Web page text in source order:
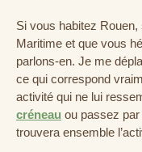
Si vous habitez
Maritime et que vous
parlons-en. Je me
ce qui correspond
activité qui ne lui
créneau ou passez par
trouvera ensemble